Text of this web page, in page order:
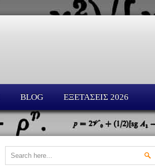
BLOG ΕΞΕΤΑΣΕΙΣ 2026